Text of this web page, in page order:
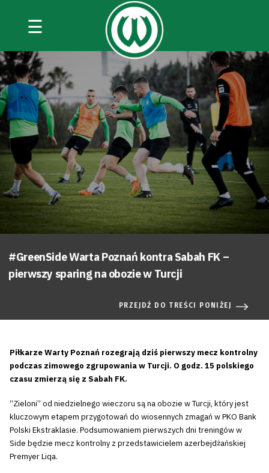
☰
#GreenSide Warta Poznań kontra Sabah FK –
pierwszy sparing na obozie w Turcji
PRZEJDŹ DO TREŚCI PONIŻEJ
Piłkarze Warty Poznań rozegrają dziś pierwszy mecz kontrolny
podczas zimowego zgrupowania w Turcji. O godz. 15 polskiego
czasu zmierzą się z Sabah FK.
“Zieloni” od niedzielnego wieczoru są na obozie w Turcji, który jest
kluczowym etapem przygotowań do wiosennych zmagań w PKO Bank
Polski Ekstraklasie. Podsumowaniem pierwszych dni treningów w
Side będzie mecz kontrolny z przedstawicielem azerbejdżańskiej
Premyer Liqa.